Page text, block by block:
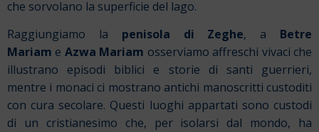
che sorvolano la superficie del lago.
Raggiungiamo la penisola di Zeghe, a Betre
Mariam e Azwa Mariam osserviamo affreschi vivaci che
illustrano episodi biblici e storie di santi guerrieri,
mentre i monaci ci mostrano antichi manoscritti custoditi
con cura secolare. Questi luoghi appartati sono custodi
di un cristianesimo che, per isolarsi dal mondo, ha